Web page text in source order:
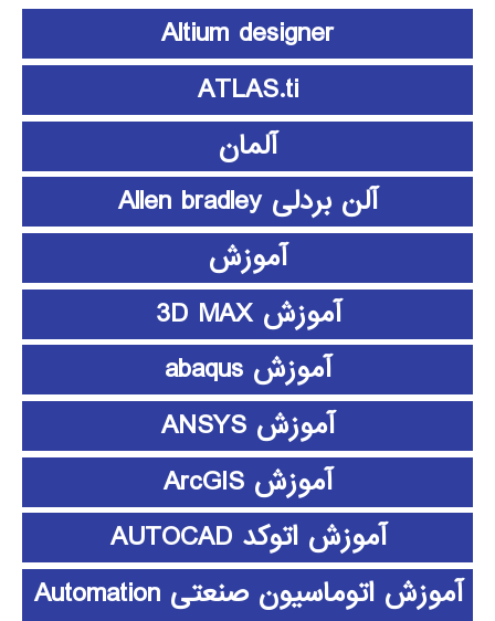
Altium designer
ATLAS.ti
آلمان
آلن بردلی Allen bradley
آموزش
آموزش 3D MAX
آموزش abaqus
آموزش ANSYS
آموزش ArcGIS
آموزش اتوکد AUTOCAD
آموزش اتوماسیون صنعتی Automation